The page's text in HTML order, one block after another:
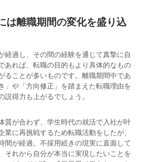
は離職期間の変化を盛り込
経過し、その間の経験を通じて真摯に自
あれば、転職の目的もより具体的なもの
ることが多いものです。離職期間中であ
」や「方向修正」を踏まえた転職理由を
説得力も上がるでしょう。
質が合わず、学生時代の就活で入社が叶
業に再挑戦するため転職活動をしたが、
間が経過。不採用続きの現実に直面して
それから自分が本当に実現したいことを